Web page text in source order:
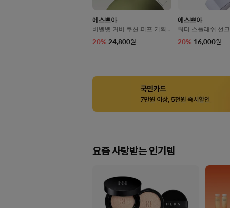
에스쁘아
비벨벳 커버 쿠션 퍼프 기획
20% 24,800원
에스쁘아
워터 스플래쉬 선
ml
20% 16,000원
요즘 사랑받는 인기템